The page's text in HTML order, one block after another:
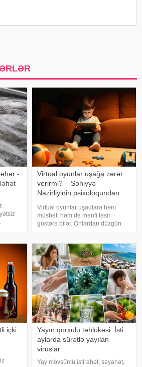
-
Virtual oyunlar uşağa zərər
verirmi? – Səhiyyə
Nazirliyinin psixoloqundan
Virtual oyunlar uşaqlara həm
müsbət, həm də mənfi təsir
göstərə bilər. Onlardan düzgün
rejimdə istifadə edildikdə zehni
artıq oynanılması fiziki və psixoloji
problemlərə səbəb ola bilər
içki
Yayın qorxulu təhlükəsi: İsti
aylarda sürətlə yayılan
viruslar
Yay mövsümü istirahət, səyahət,